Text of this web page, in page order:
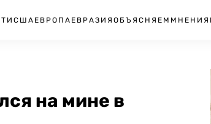
США ЕВРОПА ЕВРАЗИЯ ОБЪЯСНЯЕМ МНЕНИЯ
на мине в